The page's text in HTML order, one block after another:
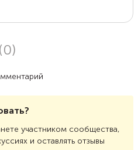
(0)
участником сообщества,
и оставлять отзывы